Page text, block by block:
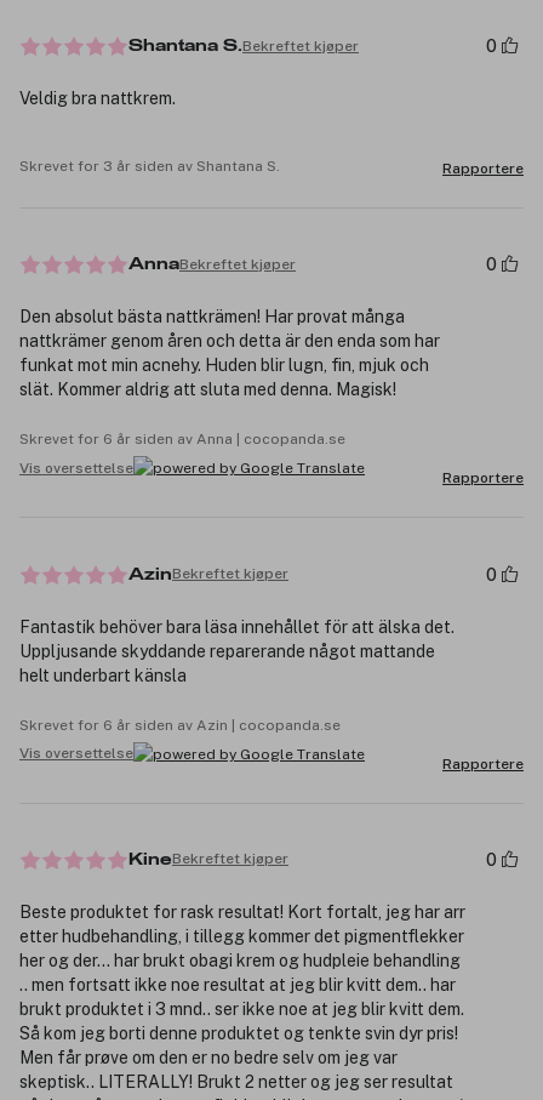
Shantana S.Bekreftet kjøper 0
Veldig bra nattkrem.
Skrevet for 3 år siden av Shantana S. Rapportere
AnnaBekreftet kjøper 0
Den absolut bästa nattkrämen! Har provat många
nattkrämer genom åren och detta är den enda som har
funkat mot min acnehy. Huden blir lugn, fin, mjuk och
slät. Kommer aldrig att sluta med denna. Magisk!
Skrevet for 6 år siden av Anna | cocopanda.se
Vis oversettelse
Rapportere
AzinBekreftet kjøper 0
Fantastik behöver bara läsa innehållet för att älska det.
Uppljusande skyddande reparerande något mattande
helt underbart känsla
Skrevet for 6 år siden av Azin | cocopanda.se
Vis oversettelse
Rapportere
KineBekreftet kjøper 0
Beste produktet for rask resultat! Kort fortalt, jeg har arr
etter hudbehandling, i tillegg kommer det pigmentflekker
her og der... har brukt obagi krem og hudpleie behandling
.. men fortsatt ikke noe resultat at jeg blir kvitt dem.. har
brukt produktet i 3 mnd.. ser ikke noe at jeg blir kvitt dem.
Så kom jeg borti denne produktet og tenkte svin dyr pris!
Men får prøve om den er no bedre selv om jeg var
skeptisk.. LITERALLY! Brukt 2 netter og jeg ser resultat